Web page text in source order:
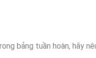
bảng tuần hoàn, hãy